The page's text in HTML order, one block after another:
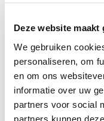
Deze website
We gebruiken
personaliseren, om
en om ons
informatie over uw
partners voor social
partners kunnen
Tegenwoordig kijken
getatoeëerd plaatje op
van de tattoo verraad
en afkomst. Vroeger
´inkt´. Zo lieten
(bij)gelovige betekenis.
zwaluwen waren